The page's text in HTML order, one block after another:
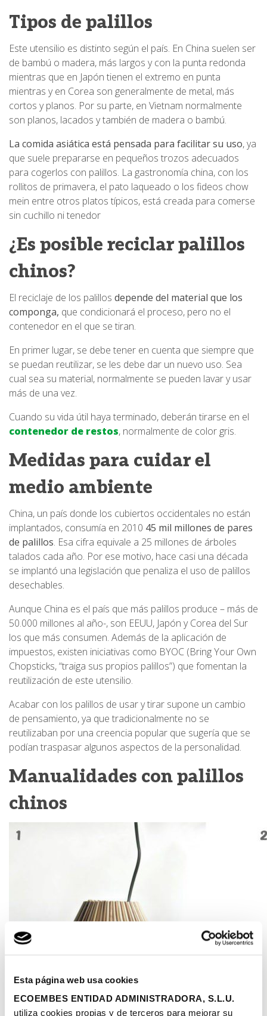
Esta página web usa cookies
ECOEMBES ENTIDAD ADMINISTRADORA, S.L.U.
utiliza cookies propias y de terceros para mejorar su
Tipos de palillos
Este utensilio es distinto según el país. En China suelen ser
de bambú o madera, más largos y con la punta redonda
mientras que en Japón tienen el extremo en punta
mientras y en Corea son generalmente de metal, más
cortos y planos. Por su parte, en Vietnam normalmente
son planos, lacados y también de madera o bambú.
La comida asiática está pensada para facilitar su uso, ya
que suele prepararse en pequeños trozos adecuados
para cogerlos con palillos. La gastronomía china, con los
rollitos de primavera, el pato laqueado o los fideos chow
mein entre otros platos típicos, está creada para comerse
sin cuchillo ni tenedor
¿Es posible reciclar palillos
chinos?
El reciclaje de los palillos depende del material que los
componga, que condicionará el proceso, pero no el
contenedor en el que se tiran.
En primer lugar, se debe tener en cuenta que siempre que
se puedan reutilizar, se les debe dar un nuevo uso. Sea
cual sea su material, normalmente se pueden lavar y usar
más de una vez.
Cuando su vida útil haya terminado, deberán tirarse en el
contenedor de restos, normalmente de color gris.
Medidas para cuidar el
medio ambiente
China, un país donde los cubiertos occidentales no están
implantados, consumía en 2010 45 mil millones de pares
de palillos. Esa cifra equivale a 25 millones de árboles
talados cada año. Por ese motivo, hace casi una década
se implantó una legislación que penaliza el uso de palillos
desechables.
Aunque China es el país que más palillos produce – más de
50.000 millones al año-, son EEUU, Japón y Corea del Sur
los que más consumen. Además de la aplicación de
impuestos, existen iniciativas como BYOC (Bring Your Own
Chopsticks, “traiga sus propios palillos”) que fomentan la
reutilización de este utensilio.
Acabar con los palillos de usar y tirar supone un cambio
de pensamiento, ya que tradicionalmente no se
reutilizaban por una creencia popular que sugería que se
podían traspasar algunos aspectos de la personalidad.
Manualidades con palillos
chinos